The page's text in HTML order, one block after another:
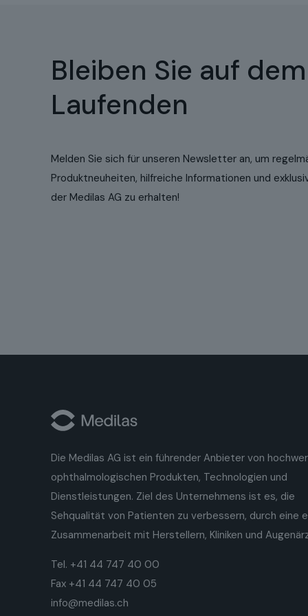
Bleiben Sie auf dem
Laufenden
Melden Sie sich für unseren Newsletter an, um
Produktneuheiten, hilfreiche Informationen und
der Medilas AG zu erhalten!
Die Medilas AG ist ein führender Anbieter von
ophthalmologischen Produkten, Technologien und
Dienstleistungen. Ziel des Unternehmens ist es, die
Sehqualität von Patienten zu verbessern, durch eine
Zusammenarbeit mit Herstellern, Kliniken und
Tel. +41 44 747 40 00
Fax +41 44 747 40 05
info@medilas.ch